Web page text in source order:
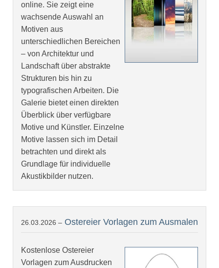
online. Sie zeigt eine
wachsende Auswahl an
Motiven aus
unterschiedlichen Bereichen
– von Architektur und
Landschaft über abstrakte
Strukturen bis hin zu
typografischen Arbeiten. Die
Galerie bietet einen direkten
Überblick über verfügbare
Motive und Künstler. Einzelne
Motive lassen sich im Detail
betrachten und direkt als
Grundlage für individuelle
Akustikbilder nutzen.
26.03.2026 – Ostereier Vorlagen zum Ausmalen
Kostenlose Ostereier
Vorlagen zum Ausdrucken